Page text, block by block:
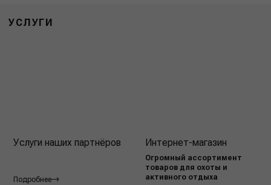
УСЛУГИ
Услуги наших партнёров
Подробнее
Интернет-магазин
Огромный ассортимент
товаров для охоты и
активного отдыха